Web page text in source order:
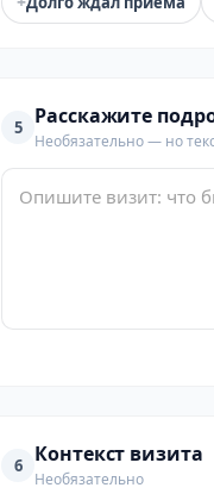
5 Расскажите
Необязательно — но
6 Контекст визита
Необязательно